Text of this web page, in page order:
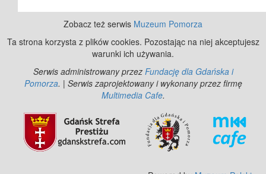
Zobacz też serwis Muzeum Pomorza
Ta strona korzysta z plików cookies. Pozostając na niej akceptujesz
warunki ich używania.
Serwis administrowany przez Fundację dla Gdańska i
Pomorza. | Serwis zaprojektowany i wykonany przez firmę
Multimedia Cafe.